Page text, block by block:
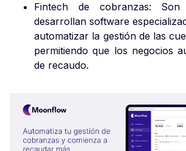
Fintech de cobranzas: Son
desarrollan software
automatizar la gestión de las
permitiendo que los negocios
de recaudo.